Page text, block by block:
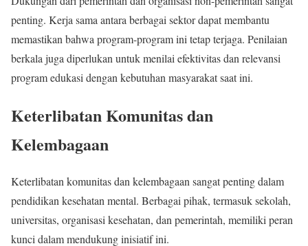
penting. Kerja sama antara berbagai sektor dapat membantu
memastikan bahwa program-program ini tetap terjaga. Penilaian
berkala juga diperlukan untuk menilai efektivitas dan relevansi
program edukasi dengan kebutuhan masyarakat saat ini.
Keterlibatan Komunitas dan
Kelembagaan
Keterlibatan komunitas dan kelembagaan sangat penting dalam
pendidikan kesehatan mental. Berbagai pihak, termasuk sekolah,
universitas, organisasi kesehatan, dan pemerintah, memiliki peran
kunci dalam mendukung inisiatif ini.